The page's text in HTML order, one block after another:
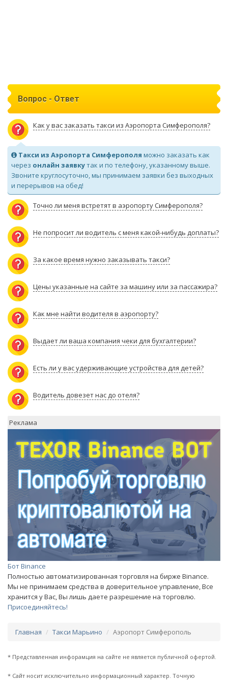
Вопрос - Ответ
Как у вас заказать такси из Аэропорта Симферополя?
Такси из Аэропорта Симферополя можно заказать как
через онлайн заявкутак и по телефону, указанному выше.
Звоните круглосуточно, мы принимаем заявки без выходных
и перерывов на обед!
Точно ли меня встретят в аэропорту Симферополя?
Не попросит ли водитель с меня какой-нибудь доплаты?
За какое время нужно заказывать такси?
Цены указанные на сайте за машину или за пассажира?
Как мне найти водителя в аэропорту?
Выдает ли ваша компания чеки для бухгалтерии?
Есть ли у вас удерживающие устройства для детей?
Водитель довезет нас до отеля?
Реклама
Бот Binance
Полностью автоматизированная торговля на бирже Binance.
Мы не принимаем средства в доверительное управление, Все
хранится у Вас, Вы лишь даете разрешение на торговлю.
Присоединяйтесь!
Главная Такси Марьино Аэропорт Симферополь
* Представленная инфорамция на сайте не является публичной офертой.
* Сайт носит исключительно информационный характер. Точную